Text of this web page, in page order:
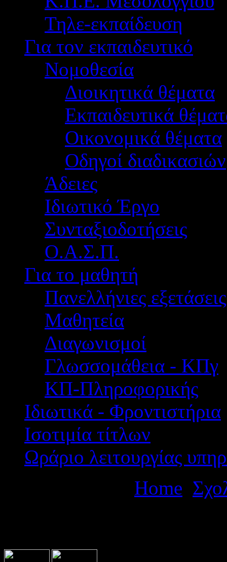
Τηλε-εκπαίδευση
Για τον εκπαιδευτικό
Νομοθεσία
Διοικητικά θέματα
Εκπαιδευτικά
Οικονομικά θέματα
Οδηγοί διαδικασιών
Άδειες
Ιδιωτικό Έργο
Συνταξιοδοτήσεις
Ο.Α.Σ.Π.
Για το μαθητή
Πανελλήνιες εξετάσεις
Μαθητεία
Διαγωνισμοί
Γλωσσομάθεια - ΚΠγ
ΚΠ-Πληροφορικής
Ιδιωτικά - Φροντιστήρια
Ισοτιμία τίτλων
Ωράριο λειτουργίας
Home